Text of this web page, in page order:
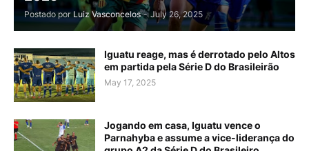
Postado por Luiz Vasconcelos - July 26, 2025
Iguatu reage, mas é derrotado pelo Altos
em partida pela Série D do Brasileirão
May 17, 2025
Jogando em casa, Iguatu vence o
Parnahyba e assume a vice-liderança do